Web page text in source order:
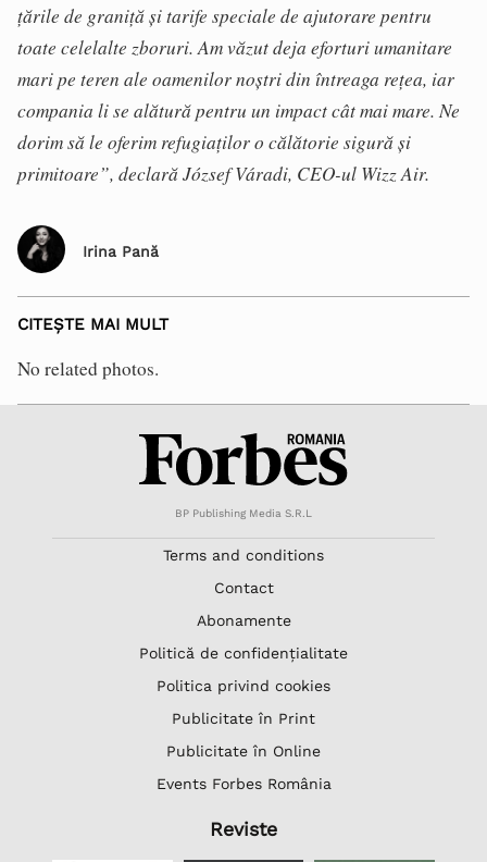
țările de graniță și tarife speciale de ajutorare pentru
toate celelalte zboruri. Am văzut deja eforturi umanitare
mari pe teren ale oamenilor noștri din întreaga rețea, iar
compania li se alătură pentru un impact cât mai mare. Ne
dorim să le oferim refugiaților o călătorie sigură și
primitoare”, declară József Váradi, CEO-ul Wizz Air.
Irina Pană
CITEȘTE MAI MULT
No related photos.
BP Publishing Media S.R.L
Terms and conditions
Contact
Abonamente
Politică de confidențialitate
Politica privind cookies
Publicitate în Print
Publicitate în Online
Events Forbes România
Reviste